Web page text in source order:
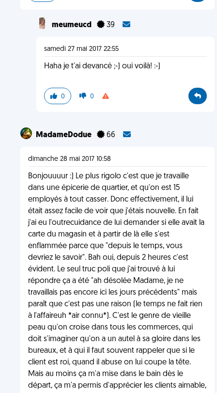
meumeucd 39
samedi 27 mai 2017 22:55
Haha je t'ai devancé ;-) oui voilà! :-)
0 0
MadameDodue 66
dimanche 28 mai 2017 10:58
Bonjouuuur :) Le plus rigolo c'est que je travaille
dans une épicerie de quartier, et qu'on est 15
employés à tout casser. Donc effectivement, il lui
était assez facile de voir que j'étais nouvelle. En fait
j'ai eu l'outrecuidance de lui demander si elle avait la
carte du magasin et à partir de là elle s'est
enflammée parce que "depuis le temps, vous
devriez le savoir". Bah oui, depuis 2 heures c'est
évident. Le seul truc poli que j'ai trouvé à lui
répondre ça a été "ah désolée Madame, je ne
travaillais pas encore ici les jours précédents" mais
paraît que c'est pas une raison (le temps ne fait rien
à l'affaireuh *air connu*). C'est le genre de vieille
peau qu'on croise dans tous les commerces, qui
doit s'imaginer qu'on a un autel à sa gloire dans les
bureaux, et à qui il faut souvent rappeler que si le
client est roi, quand il abuse on lui coupe la tête.
Mais au moins ça m'a mise dans le bain dès le
départ, ça m'a permis d'apprécier les clients aimable,